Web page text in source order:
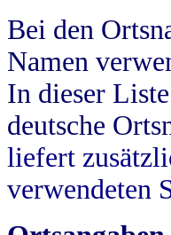
Bei den
Namen
In dieser
deutsche
liefert
verwendeten